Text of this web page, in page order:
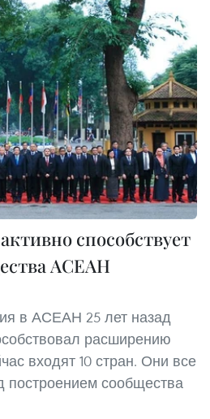
способствует
АСЕАН
в АСЕАН 25 лет назад
расширению
входят 10 стран. Они все
построением сообщества